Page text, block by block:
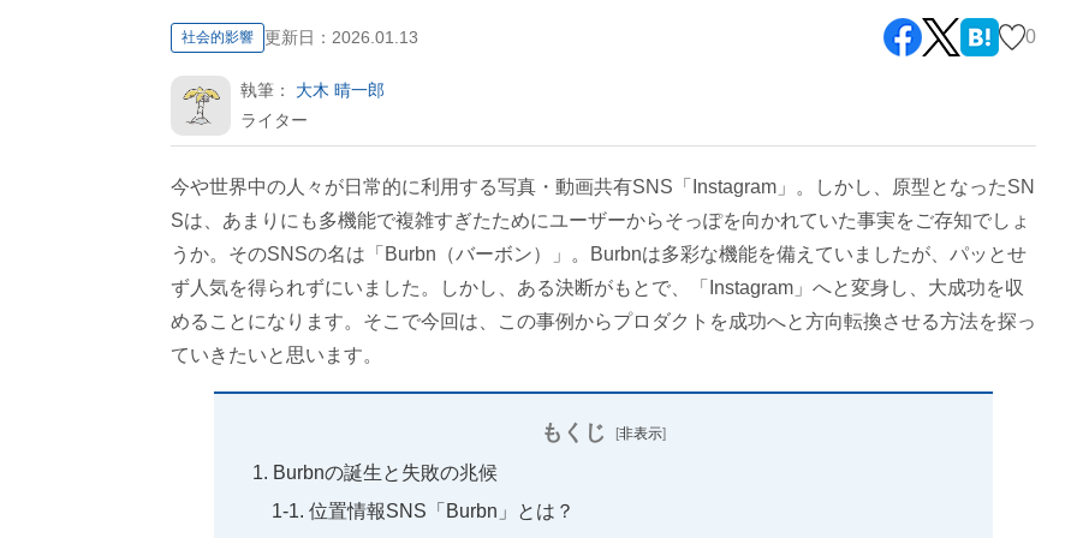
社会的影響 更新日： 2026.01.13 0
執筆： 大木 晴一郎
ライター
今や世界中の人々が日常的に利用する写真・動画共有SNS「Instagram」。しかし、原型となったSN
Sは、あまりにも多機能で複雑すぎたためにユーザーからそっぽを向かれていた事実をご存知でしょ
うか。そのSNSの名は「Burbn（バーボン）」。Burbnは多彩な機能を備えていましたが、パッとせ
ず人気を得られずにいました。しかし、ある決断がもとで、「Instagram」へと変身し、大成功を収
めることになります。そこで今回は、この事例からプロダクトを成功へと方向転換させる方法を探っ
ていきたいと思います。
もくじ [非表示]
Burbnの誕生と失敗の兆候
位置情報SNS「Burbn」とは？